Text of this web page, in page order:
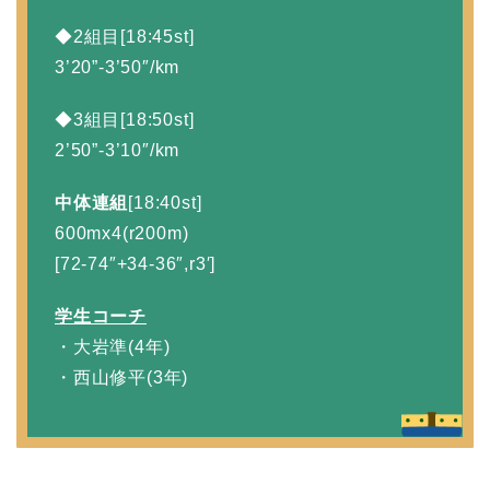
◆2組目[18:45st]
3’20”-3’50″/km
◆3組目[18:50st]
2’50”-3’10″/km
中体連組 [18:40st]
600mx4(r200m)
[72-74″+34-36″,r3′]
学生コーチ
・大岩準(4年)
・西山修平(3年)